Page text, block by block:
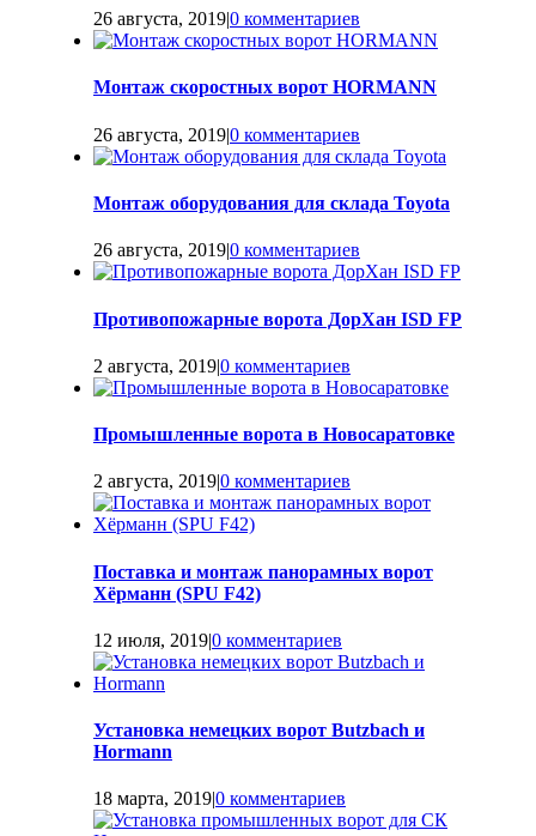
26 августа, 2019|0 комментариев
Монтаж скоростных ворот HORMANN
26 августа, 2019|0 комментариев
Монтаж оборудования для склада Toyota
26 августа, 2019|0 комментариев
Противопожарные ворота ДорХан ISD FP
2 августа, 2019|0 комментариев
Промышленные ворота в Новосаратовке
2 августа, 2019|0 комментариев
Поставка и монтаж панорамных ворот
Хёрманн (SPU F42)
12 июля, 2019|0 комментариев
Установка немецких ворот Butzbach и
Hormann
18 марта, 2019|0 комментариев